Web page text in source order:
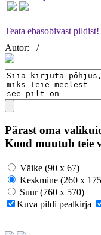
Teata ebasobivast pildist!
Autor:
/
Pärast oma
Kood muutub teie
Väike (90 x 67)
Keskmine (260 x
Suur (760 x 570)
Kuva pildi pealkirja